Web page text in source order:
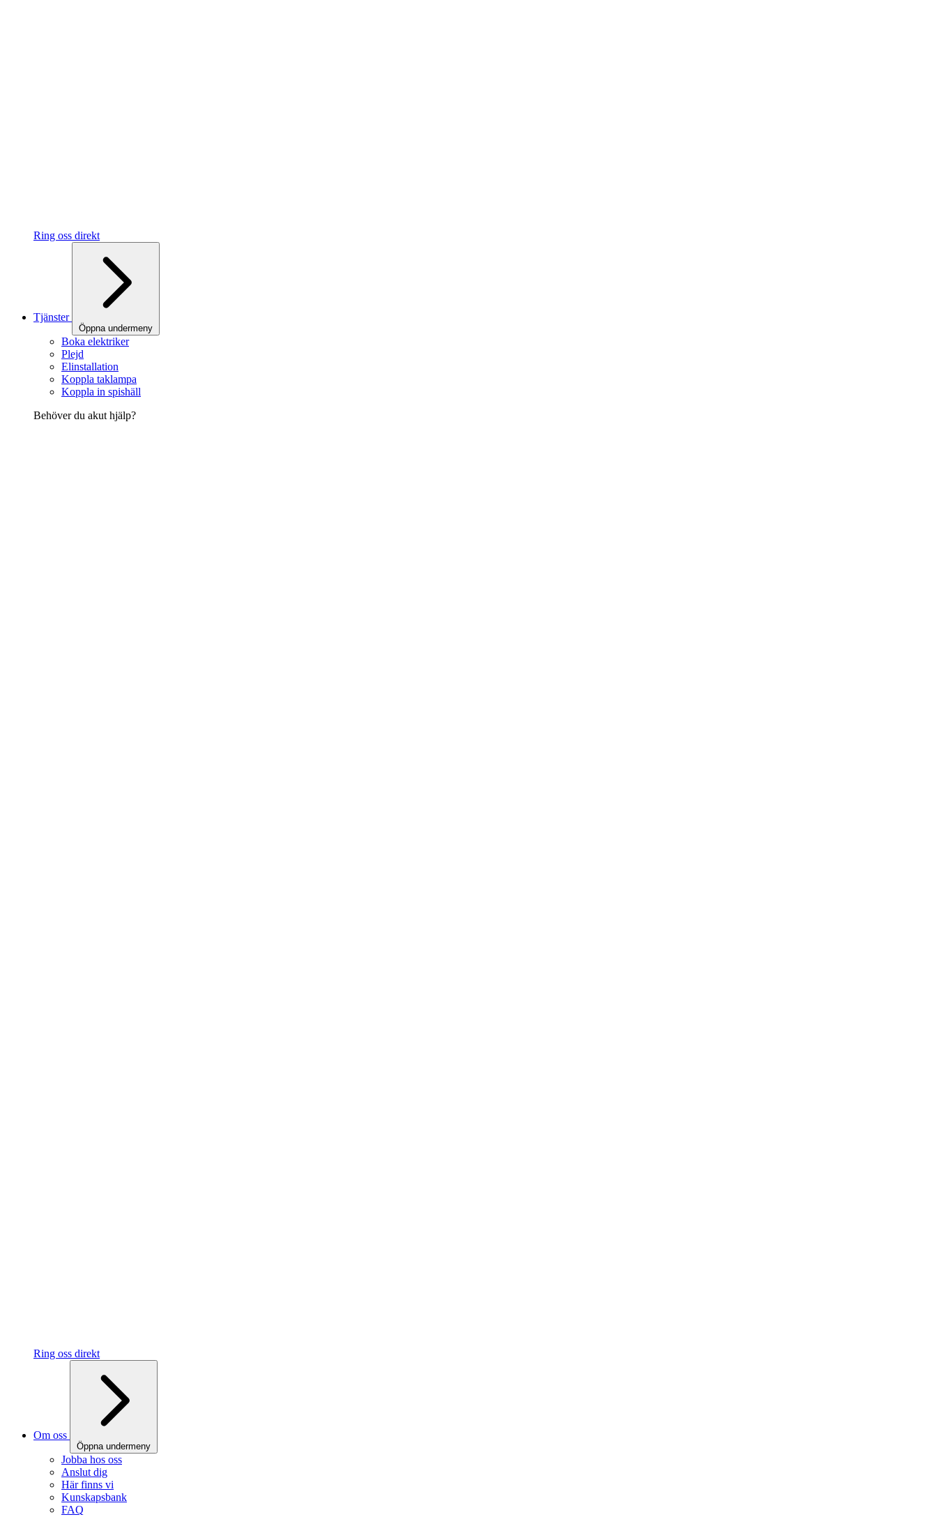
Ring oss direkt
Tjänster
Öppna undermeny
Boka elektriker
Plejd
Elinstallation
Koppla taklampa
Koppla in spishäll
Behöver du akut hjälp?
Ring oss direkt
Om oss
Öppna undermeny
Jobba hos oss
Anslut dig
Här finns vi
Kunskapsbank
FAQ